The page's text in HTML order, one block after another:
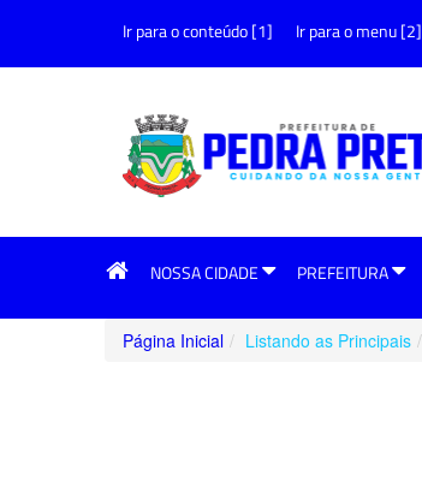
Ir para o conteúdo [1] Ir para o menu [2]
NOSSA CIDADE PREFEITURA
Página Inicial Listando as Principais